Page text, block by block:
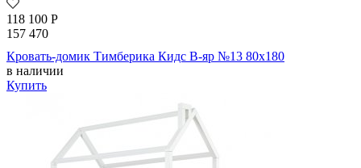
118 100 Р
157 470
Кровать-домик Тимберика Кидс В-яр №13 80х180
в наличии
Купить